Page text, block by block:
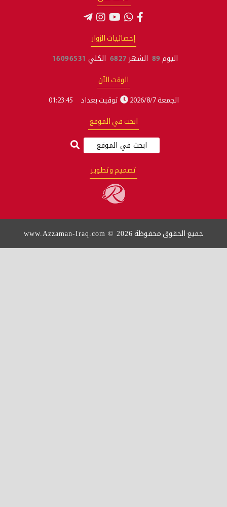
إحصائيات الزوار
الشهر6827 الكلي16096531
توقيت بغداد 01:23:45
ابحث في الموقع
تصميم وتطوير
الحقوق محفوظةwww.Azzaman-Iraq.com © 2026